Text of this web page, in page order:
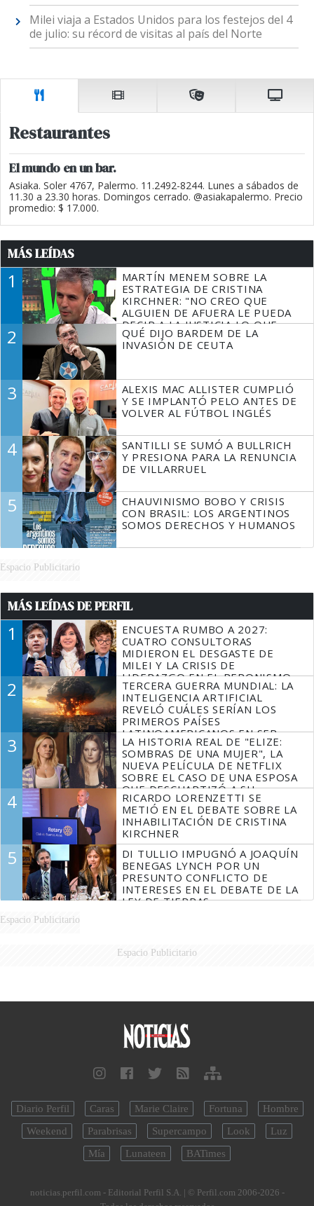
Milei viaja a Estados Unidos para los festejos del 4
de julio: su récord de visitas al país del Norte
Restaurantes
El mundo en un bar.
Asiaka. Soler 4767, Palermo. 11.2492-8244. Lunes a sábados de
11.30 a 23.30 horas. Domingos cerrado. @asiakapalermo. Precio
promedio: $ 17.000.
MÁS LEÍDAS
1
MARTÍN MENEM SOBRE LA
ESTRATEGIA DE CRISTINA
KIRCHNER: "NO CREO QUE
ALGUIEN DE AFUERA LE PUEDA
DECIR A LA JUSTICIA LO QUE
TIENE QUE HACER"
2
QUÉ DIJO BARDEM DE LA
INVASIÓN DE CEUTA
3
ALEXIS MAC ALLISTER CUMPLIÓ
Y SE IMPLANTÓ PELO ANTES DE
VOLVER AL FÚTBOL INGLÉS
4
SANTILLI SE SUMÓ A BULLRICH
Y PRESIONA PARA LA RENUNCIA
DE VILLARRUEL
5
CHAUVINISMO BOBO Y CRISIS
CON BRASIL: LOS ARGENTINOS
SOMOS DERECHOS Y HUMANOS
Espacio Publicitario
MÁS LEÍDAS DE PERFIL
1
ENCUESTA RUMBO A 2027:
CUATRO CONSULTORAS
MIDIERON EL DESGASTE DE
MILEI Y LA CRISIS DE
LIDERAZGO EN EL PERONISMO
2
TERCERA GUERRA MUNDIAL: LA
INTELIGENCIA ARTIFICIAL
REVELÓ CUÁLES SERÍAN LOS
PRIMEROS PAÍSES
LATINOAMERICANOS EN SER
DERROTADOS
3
LA HISTORIA REAL DE "ELIZE:
SOMBRAS DE UNA MUJER", LA
NUEVA PELÍCULA DE NETFLIX
SOBRE EL CASO DE UNA ESPOSA
QUE DESCUARTIZÓ A SU
MARIDO
4
RICARDO LORENZETTI SE
METIÓ EN EL DEBATE SOBRE LA
INHABILITACIÓN DE CRISTINA
KIRCHNER
5
DI TULLIO IMPUGNÓ A JOAQUÍN
BENEGAS LYNCH POR UN
PRESUNTO CONFLICTO DE
INTERESES EN EL DEBATE DE LA
LEY DE TIERRAS
Espacio Publicitario
Espacio Publicitario
Diario Perfil Caras Marie Claire Fortuna
Hombre
Weekend
Parabrisas Supercampo Look
Luz
Mía
Lunateen BATimes
noticias.perfil.com - Editorial Perfil S.A. | © Perfil.com 2006-2026 -